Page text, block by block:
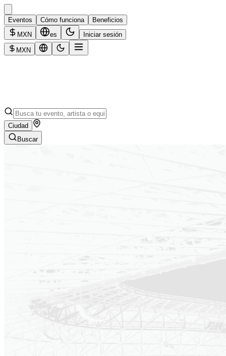
Eventos Cómo funciona
Beneficios
MXN
es Iniciar sesión
MXN
Ciudad
Buscar